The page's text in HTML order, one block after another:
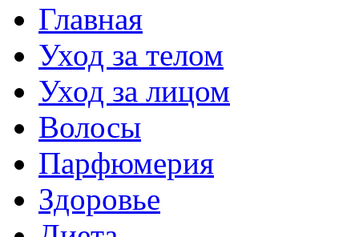
Главная
Уход за телом
Уход за лицом
Волосы
Парфюмерия
Здоровье